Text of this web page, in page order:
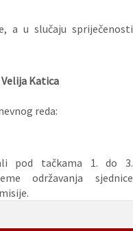
a u slučaju spriječenosti
Velija Katica
reda:
pod tačkama 1. do 3.
održavanja sjednice